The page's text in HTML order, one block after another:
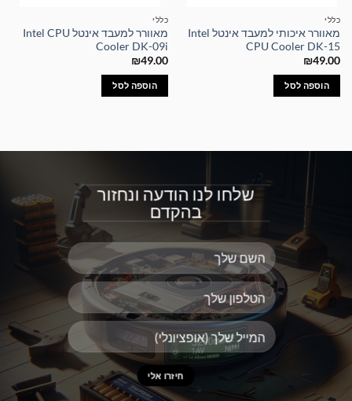
כללי
מאוורר איכותי למעבד אינטל Intel
CPU Cooler DK-15
₪49.00
הוספה לסל
כללי
מאוורר למעבד אינטל Intel CPU
Cooler DK-09i
₪49.00
הוספה לסל
שלחו לנו הודעה ונחזור
בהקדם